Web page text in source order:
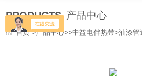
PRODUCTS 产品中心
首页>产品中心>>中益电伴热带>油漆管